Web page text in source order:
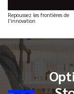
Repoussez les frontières de
l'innovation